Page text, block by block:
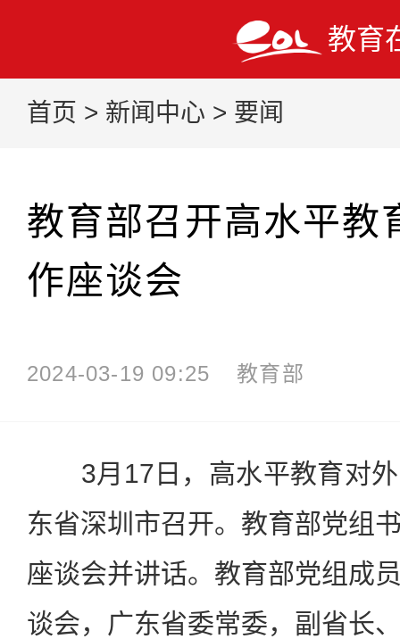
教育
首页 > 新闻中心 > 要闻
教育部召开高水平教
作座谈会
2024-03-19 09:25 教育部
3月17日，高水平教育对外
东省深圳市召开。教育部党组
座谈会并讲话。教育部党组成
谈会，广东省委常委，副省长